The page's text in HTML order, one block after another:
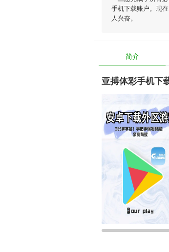
手机下载账户。现
人兴奋。
简介
亚搏体彩手机下